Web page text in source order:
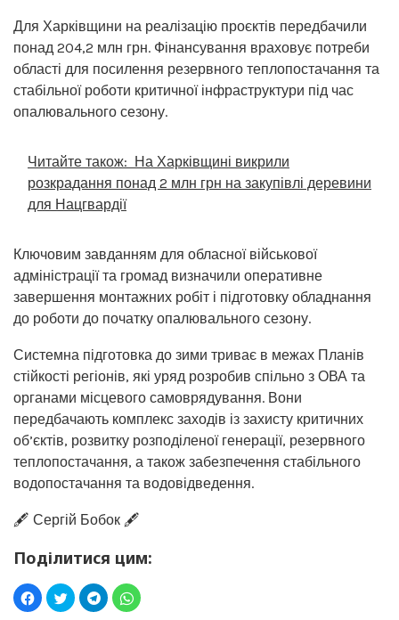
Для Харківщини на реалізацію проєктів передбачили
понад 204,2 млн грн. Фінансування враховує потреби
області для посилення резервного теплопостачання та
стабільної роботи критичної інфраструктури під час
опалювального сезону.
Читайте також: На Харківщині викрили
розкрадання понад 2 млн грн на закупівлі деревини
для Нацгвардії
Ключовим завданням для обласної військової
адміністрації та громад визначили оперативне
завершення монтажних робіт і підготовку обладнання
до роботи до початку опалювального сезону.
Системна підготовка до зими триває в межах Планів
стійкості регіонів, які уряд розробив спільно з ОВА та
органами місцевого самоврядування. Вони
передбачають комплекс заходів із захисту критичних
об’єктів, розвитку розподіленої генерації, резервного
теплопостачання, а також забезпечення стабільного
водопостачання та водовідведення.
🖋️ Сергій Бобок 🖋️
Поділитися цим: